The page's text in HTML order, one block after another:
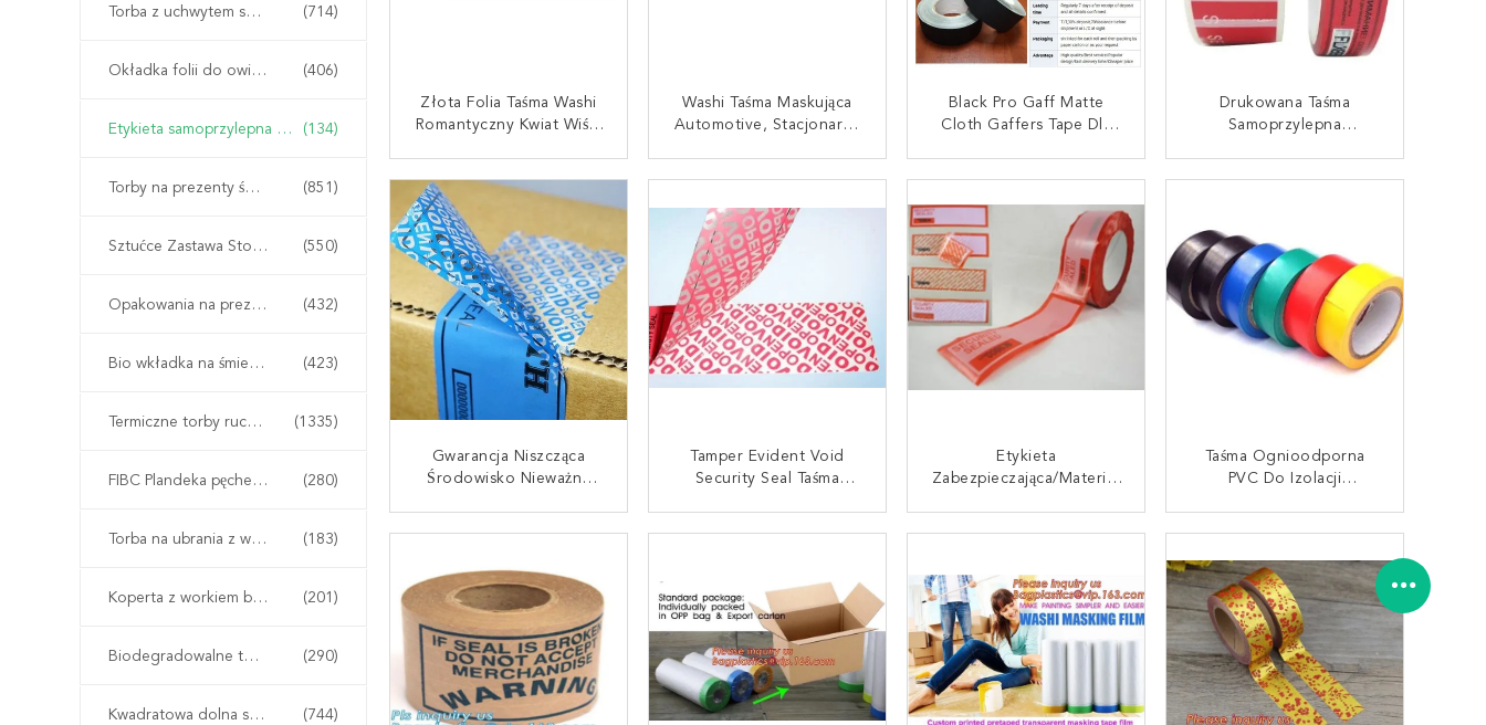
Torba z uchwytem shopper Carrier (714)
Okładka folii do owijania rurek (406)
Etykieta samoprzylepna taśmy VOID (134)
Torby na prezenty świąteczne (851)
Sztućce Zastawa Stołowa Zastawa Stołowa (550)
Opakowania na prezenty na żywność (432)
Bio wkładka na śmieci worek na śmieci (423)
Termiczne torby ruchome (1335)
FIBC Plandeka pęcherza (280)
Torba na ubrania z wieszakiem (183)
Koperta z workiem bąbelkowym (201)
Biodegradowalne torby PLA (290)
Kwadratowa dolna saszetka (744)
Złota Folia Taśma Washi
Romantyczny Kwiat Wiśni
Rzemieślniczy
Dekoracyjna Taśma Washi
Maska
SKONTAKTUJ SIĘ TERAZ
Washi Taśma Maskująca
Automotive, Stacjonarna
I Wiele Innych Projektów
Rzemieślniczych
SKONTAKTUJ SIĘ TERAZ
Black Pro Gaff Matte
Cloth Gaffers Tape Dla
Tape, Gaffer Tape
SKONTAKTUJ SIĘ TERAZ
Drukowana Taśma
Samoprzylepna
Przezroczysta Taśma
Poliestrowa Dla Zwierząt
SKONTAKTUJ SIĘ TERAZ
Gwarancja Niszcząca
Środowisko Nieważna
VOID OTWARTA Etykieta
Bez Pozostałości
SKONTAKTUJ SIĘ TERAZ
Tamper Evident Void
Security Seal Taśma
Odporna Na Manipulacje
VOID OPEN
SKONTAKTUJ SIĘ TERAZ
Etykieta
Zabezpieczająca/materiał
Została Naruszona,
Niestandardowe
Wydrukowane
Uszczelnienie Typu Sliver
SKONTAKTUJ SIĘ TERAZ
Taśma Ognioodporna
PVC Do Izolacji
Produktów Elektrycznych
SKONTAKTUJ SIĘ TERAZ